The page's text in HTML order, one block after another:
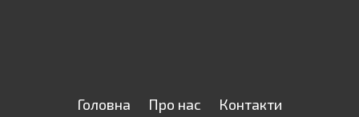
Головна Про нас
Контакти